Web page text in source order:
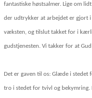
fantastiske høstsalmer. Lige om
der udtrykker at arbejdet er gjort
væksten, og tilslut takket for i
gudstjenesten. Vi takker for at
Det er gaven til os: Glæde i
tro i stedet for tvivl og bekymring.